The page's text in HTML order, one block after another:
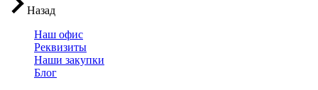
Назад
Наш офис
Реквизиты
Наши закупки
Блог